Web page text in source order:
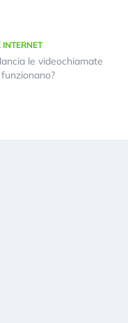
INTERNET
le videochiamate